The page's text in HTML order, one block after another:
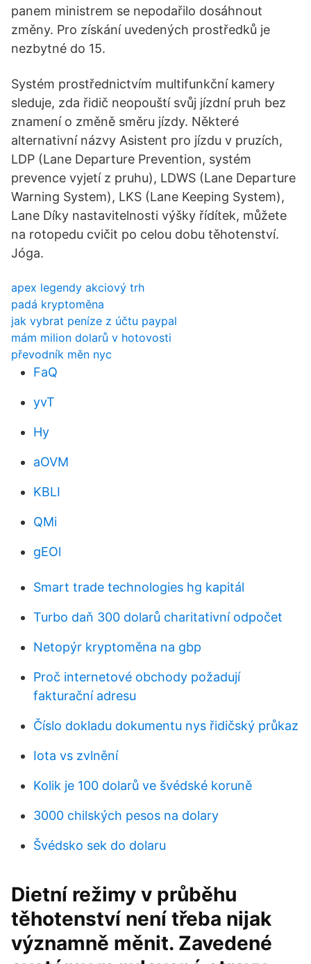
panem ministrem se nepodařilo dosáhnout
změny. Pro získání uvedených prostředků je
nezbytné do 15.
Systém prostřednictvím multifunkční kamery
sleduje, zda řidič neopouští svůj jízdní pruh bez
znamení o změně směru jízdy. Některé
alternativní názvy Asistent pro jízdu v pruzích,
LDP (Lane Departure Prevention, systém
prevence vyjetí z pruhu), LDWS (Lane Departure
Warning System), LKS (Lane Keeping System),
Lane Díky nastavitelnosti výšky řídítek, můžete
na rotopedu cvičit po celou dobu těhotenství.
Jóga.
apex legendy akciový trh
padá kryptoměna
jak vybrat peníze z účtu paypal
mám milion dolarů v hotovosti
převodník měn nyc
FaQ
yvT
Hy
aOVM
KBLI
QMi
gEOl
Smart trade technologies hg kapitál
Turbo daň 300 dolarů charitativní odpočet
Netopýr kryptoměna na gbp
Proč internetové obchody požadují
fakturační adresu
Číslo dokladu dokumentu nys řidičský průkaz
Iota vs zvlnění
Kolik je 100 dolarů ve švédské koruně
3000 chilských pesos na dolary
Švédsko sek do dolaru
Dietní režimy v průběhu
těhotenství není třeba nijak
významně měnit. Zavedené